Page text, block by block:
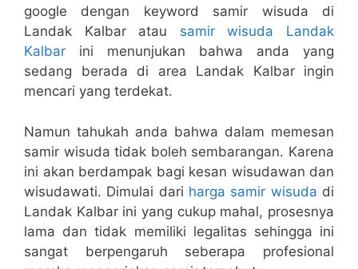
google dengan keyword samir wisuda di
Landak Kalbar atau samir wisuda Landak
Kalbar ini menunjukan bahwa anda yang
sedang berada di area Landak Kalbar ingin
mencari yang terdekat.
Namun tahukah anda bahwa dalam memesan
samir wisuda tidak boleh sembarangan. Karena
ini akan berdampak bagi kesan wisudawan dan
wisudawati. Dimulai dari harga samir wisuda di
Landak Kalbar ini yang cukup mahal, prosesnya
lama dan tidak memiliki legalitas sehingga ini
sangat berpengaruh seberapa profesional